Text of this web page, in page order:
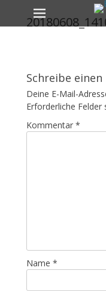
Erstes Menü
Zum
Inhalt:
Schreibe
Deine E-Mail-
Erforderliche Felder
Kommentar *
Name *